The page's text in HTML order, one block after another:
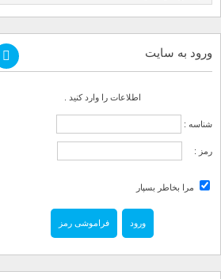
ورود به سایت
اطلاعات را وارد کنید .
شناسه :
رمز :
مرا بخاطر بسپار
فراموشی رمز